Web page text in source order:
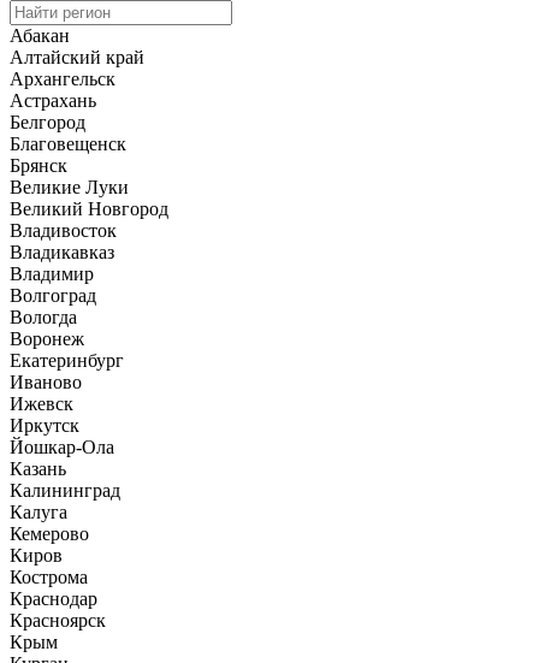
Абакан
Алтайский край
Архангельск
Астрахань
Белгород
Благовещенск
Брянск
Великие Луки
Великий Новгород
Владивосток
Владикавказ
Владимир
Волгоград
Вологда
Воронеж
Екатеринбург
Иваново
Ижевск
Иркутск
Йошкар-Ола
Казань
Калининград
Калуга
Кемерово
Киров
Кострома
Краснодар
Красноярск
Крым